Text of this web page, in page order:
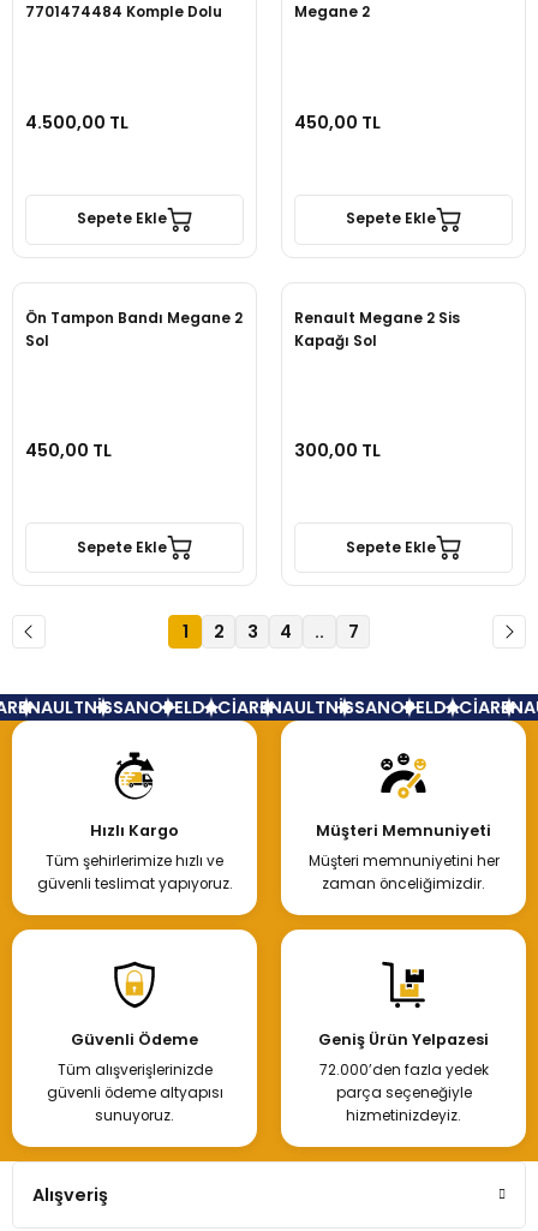
7701474484 Komple Dolu
4.500,00 TL
Sepete Ekle
Megane 2
450,00 TL
Sepete Ekle
Ön Tampon Bandı Megane 2
Sol
450,00 TL
Sepete Ekle
Renault Megane 2 Sis
Kapağı Sol
300,00 TL
Sepete Ekle
1 2 3 4 .. 7
NİSSANOPELDACİARENAULTNİSSANOPELDACİA
Hızlı Kargo
Tüm şehirlerimize hızlı ve
güvenli teslimat yapıyoruz.
Müşteri Memnuniyeti
Müşteri memnuniyetini her
zaman önceliğimizdir.
Güvenli Ödeme
Tüm alışverişlerinizde
güvenli ödeme altyapısı
sunuyoruz.
Geniş Ürün Yelpazesi
72.000’den fazla yedek
parça seçeneğiyle
hizmetinizdeyiz.
Alışveriş